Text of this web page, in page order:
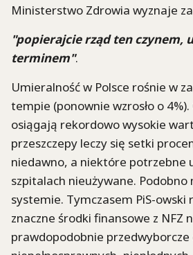
Ministerstwo Zdrowia wyznaje
"popierajcie rząd ten czynem,
terminem".
Umieralność w Polsce rośnie w
tempie (ponownie wzrosło o
osiągają rekordowo wysokie
przeszczepy leczy się setki
niedawno, a niektóre potrzebne
szpitalach nieużywane. Podobno
systemie. Tymczasem PiS-owski
znaczne środki finansowe z NFZ
prawdopodobnie przedwyborcze